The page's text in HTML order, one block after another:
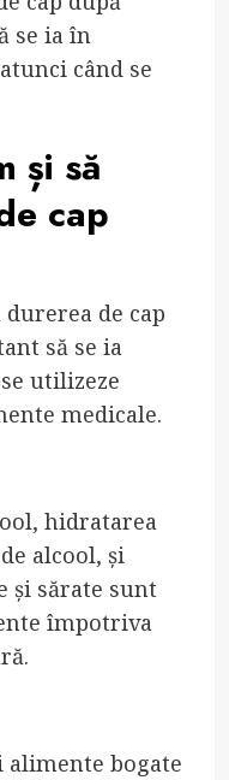
se ia în
când se
și să
cap
de cap
să se ia
utilizeze
medicale.
hidratarea
alcool, și
și sărate sunt
împotriva
alimente bogate